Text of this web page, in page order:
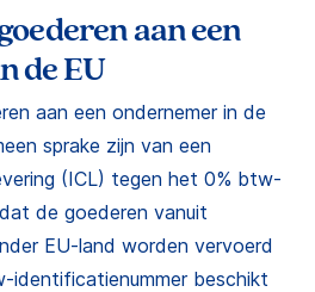
aan een
de EU
aan een ondernemer in de
sprake zijn van een
(ICL) tegen het 0% btw-
de goederen vanuit
EU-land worden vervoerd
beschikt